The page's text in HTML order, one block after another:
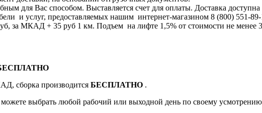
для Вас способом. Выставляется счет для оплаты. Доставка доступна
и услуг, предоставляемых нашим интернет-магазином 8 (800) 551-89-
за МКАД + 35 руб 1 км. Подъем на лифте 1,5% от стоимости не менее
сборка производится БЕСПЛАТНО .
выбрать любой рабочий или выходной день по своему